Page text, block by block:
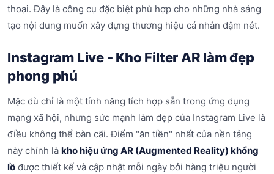
thoại. Đây là công cụ đặc biệt phù hợp cho những nhà sáng
tạo nội dung muốn xây dựng thương hiệu cá nhân đậm nét.
Instagram Live - Kho Filter AR làm đẹp
phong phú
Mặc dù chỉ là một tính năng tích hợp sẵn trong ứng dụng
mạng xã hội, nhưng sức mạnh làm đẹp của Instagram Live là
điều không thể bàn cãi. Điểm "ăn tiền" nhất của nền tảng
này chính là kho hiệu ứng AR (Augmented Reality) khổng
lồ được thiết kế và cập nhật mỗi ngày bởi hàng triệu người